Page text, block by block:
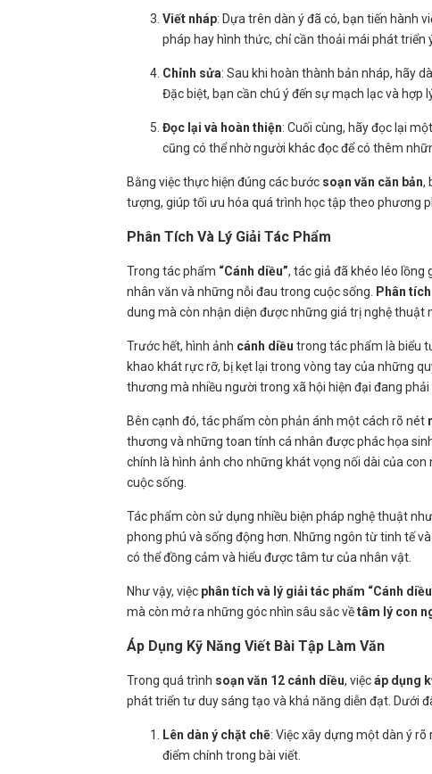
Viết nháp: Dựa trên dàn ý đã có, bạn tiến hành
pháp hay hình thức, chỉ cần thoải mái phát triển
Chỉnh sửa: Sau khi hoàn thành bản nháp, hãy
Đặc biệt, bạn cần chú ý đến sự mạch lạc và hợp
Đọc lại và hoàn thiện: Cuối cùng, hãy đọc lại
cũng có thể nhờ người khác đọc để có thêm
Bằng việc thực hiện đúng các bước soạn văn căn bản,
tượng, giúp tối ưu hóa quá trình học tập theo phương
Phân Tích Và Lý Giải Tác Phẩm
Trong tác phẩm “Cánh diều”, tác giả đã khéo léo lồng
nhân văn và những nỗi đau trong cuộc sống.
Phân
dung mà còn nhận diện được những giá trị nghệ thuật
Trước hết, hình ảnh cánh diều trong tác phẩm là biểu
khao khát rực rỡ, bị kẹt lại trong vòng tay của những
thương mà nhiều người trong xã hội hiện đại đang phải
Bên cạnh đó, tác phẩm còn phản ánh một cách rõ nét
thương và những toan tính cá nhân được phác họa
chính là hình ảnh cho những khát vọng nối dài của
cuộc sống.
Tác phẩm còn sử dụng nhiều biện pháp nghệ thuật như
phong phú và sống động hơn. Những ngôn từ tinh tế
có thể đồng cảm và hiểu được tâm tư của nhân vật.
Như vậy, việc phân tích và lý giải tác phẩm “Cánh
mà còn mở ra những góc nhìn sâu sắc vềtâm lý con
Áp Dụng Kỹ Năng Viết Bài Tập Làm Văn
Trong quá trình soạn văn 12 cánh diều, việcáp dụng
phát triển tư duy sáng tạo và khả năng diễn đạt. Dưới
Lên dàn ý chặt chẽ: Việc xây dựng một dàn ý
điểm chính trong bài viết.